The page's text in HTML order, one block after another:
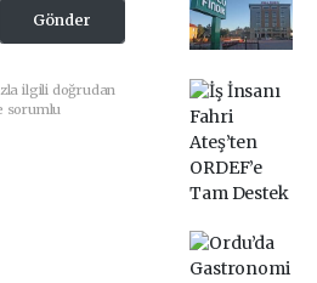
Gönder
ilgili doğrudan
sorumlu